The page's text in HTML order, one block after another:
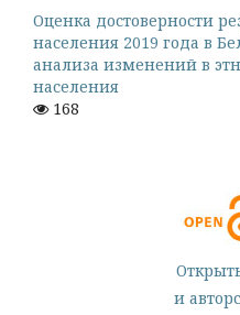
Оценка достоверности
населения 2019 года в
анализа изменений в
населения
168
и